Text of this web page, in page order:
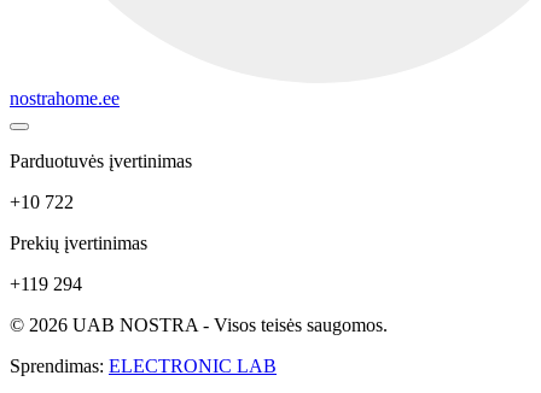
nostrahome.ee
Parduotuvės įvertinimas
+10 722
Prekių įvertinimas
+119 294
© 2026 UAB NOSTRA - Visos teisės saugomos.
Sprendimas: ELECTRONIC LAB